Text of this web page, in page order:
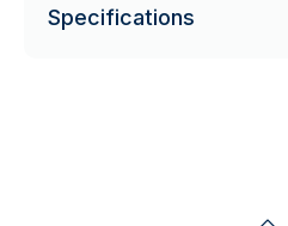
Specifications